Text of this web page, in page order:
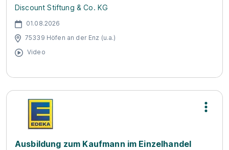
Discount Stiftung & Co. KG
01.08.2026
75339 Höfen an der Enz (u.a.)
Video
Ausbildung zum Kaufmann im Einzelhandel